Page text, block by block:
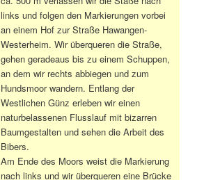
links und folgen den Markierungen vorbei
an einem Hof zur Straße Hawangen-
Westerheim. Wir überqueren die Straße,
gehen geradeaus bis zu einem Schuppen,
an dem wir rechts abbiegen und zum
Hundsmoor wandern. Entlang der
Westlichen Günz erleben wir einen
naturbelassenen Flusslauf mit bizarren
Baumgestalten und sehen die Arbeit des
Bibers.
Am Ende des Moors weist die Markierung
nach links und wir überqueren eine Brücke